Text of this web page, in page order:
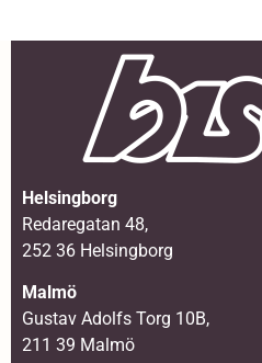
Helsingborg
Redaregatan 48,
252 36 Helsingborg
Malmö
Gustav Adolfs Torg 10B,
211 39 Malmö